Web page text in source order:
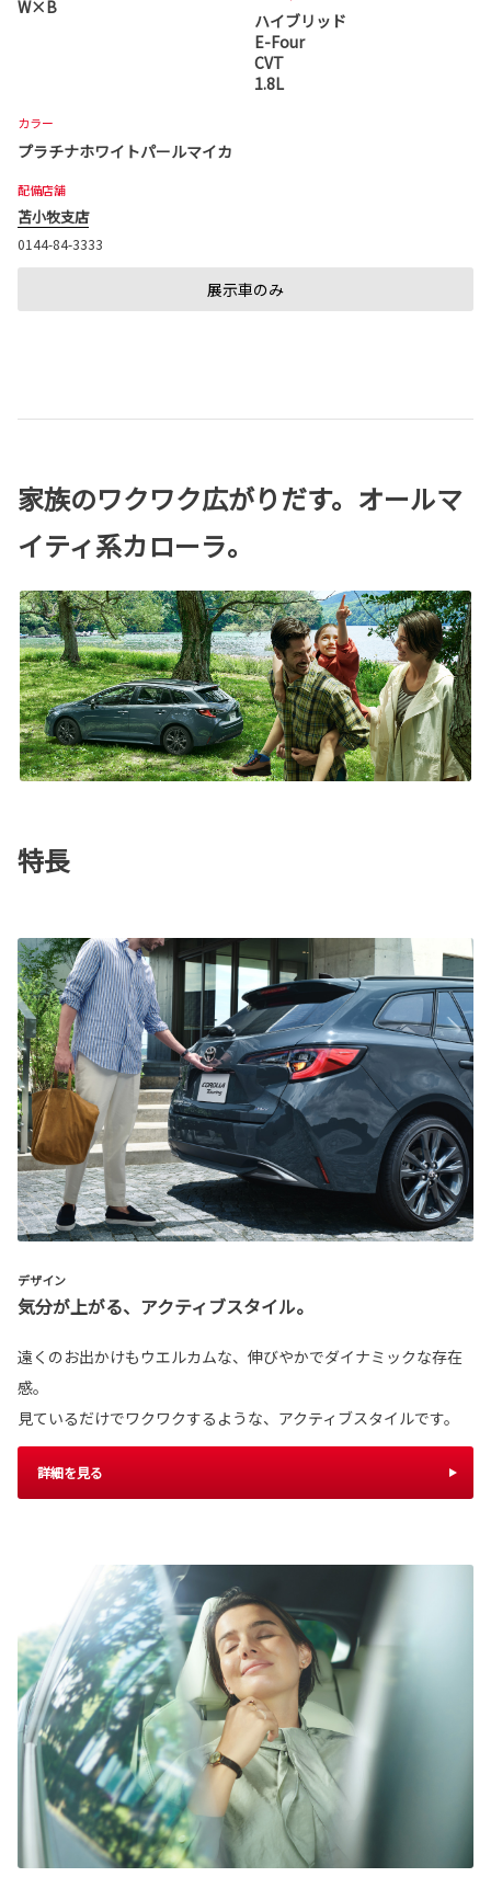
W×B
ハイブリッド
E-Four
CVT
1.8L
カラー
プラチナホワイトパールマイカ
配備店舗
苫小牧支店
0144-84-3333
展示車のみ
家族のワクワク広がりだす。オールマ
イティ系カローラ。
特長
デザイン
気分が上がる、アクティブスタイル。
遠くのお出かけもウエルカムな、伸びやかでダイナミックな存在
感。
見ているだけでワクワクするような、アクティブスタイルです。
詳細を見る